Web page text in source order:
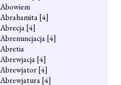
Abowiem
Abrahamita[4]
Abrecja[4]
Abrenuncjacja[4]
Abretia
Abrewjacja[4]
Abrewjator[4]
Abrewjatura[4]